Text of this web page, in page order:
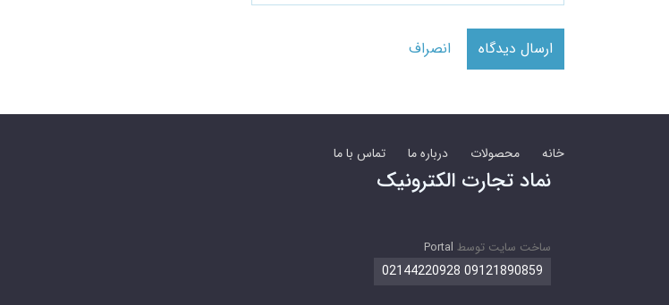
ارسال دیدگاه انصراف
خانه محصولات درباره ما تماس با ما
نماد تجارت الکترونیک
ساخت سایت توسط Portal
09121890859 02144220928